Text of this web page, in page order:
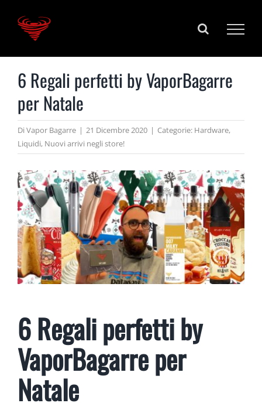
6 Regali perfetti by VaporBagarre
per Natale
Di Vapor Bagarre | 21 Dicembre 2020 | Categorie: Hardware,
Liquidi, Nuovi arrivi negli store!
6 Regali perfetti by
VaporBagarre per
Natale